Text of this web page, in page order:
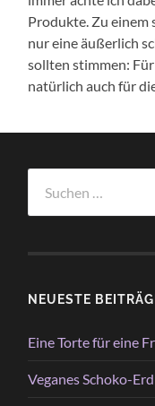
Produkte. Zu einem
nur eine äußerlich
sollten stimmen:
natürlich auch für
nach:
NEUESTE
Eine Torte für eine
Veganes Schoko-